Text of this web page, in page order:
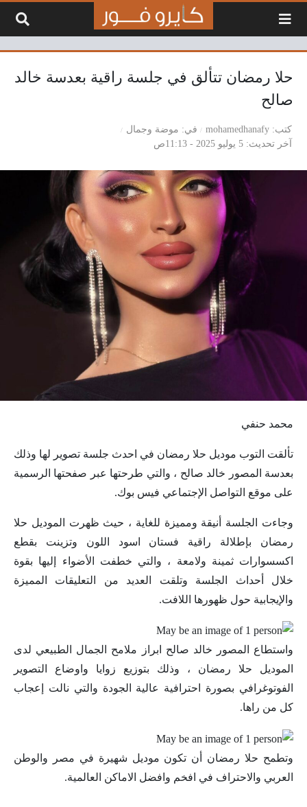
حلا رمضان تتألق في جلسة راقية بعدسة خالد
صالح
كتب mohamedhanafy في
موضة وجمال
آخر تحديث 5 يوليو 2025 - 11:13ص
محمد حنفي
تألقت التوب موديل حلا رمضان في احدث جلسة تصوير لها وذلك
بعدسة المصور خالد صالح ، والتي طرحتها عبر صفحتها الرسمية
على موقع التواصل الإجتماعي فيس بوك.
وجاءت الجلسة أنيقة ومميزة للغاية ، حيث ظهرت الموديل حلا
رمضان بإطلالة راقية فستان اسود اللون وتزينت بقطع
اكسسوارات ثمينة ولامعة ، والتي خطفت الأضواء إليها بقوة
خلال أحداث الجلسة وتلقت العديد من التعليقات المميزة
والإيجابية حول ظهورها اللافت.
واستطاع المصور خالد صالح ابراز ملامح الجمال الطبيعي لدى
الموديل حلا رمضان ، وذلك بتوزيع زوايا واوضاع التصوير
الفوتوغرافي بصورة احترافية عالية الجودة والتي نالت إعجاب
كل من راها.
وتطمح حلا رمضان أن تكون موديل شهيرة في مصر والوطن
العربي والاحتراف في افخم وافضل الاماكن العالمية.